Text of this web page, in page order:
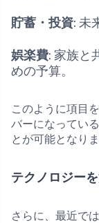
貯蓄・投資: 未
娯楽費: 家族と
めの予算。
このように項目
バーになってい
とが可能となりま
テクノロジー
さらに、最近で